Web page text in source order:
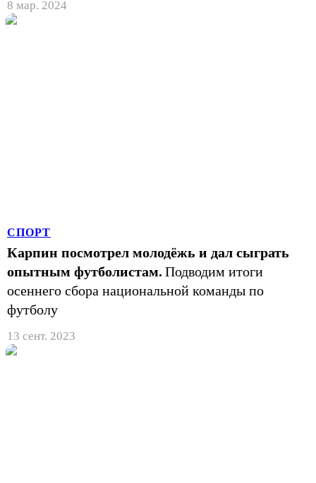
8 мар. 2024
СПОРТ
Карпин посмотрел молодёжь и дал сыграть
опытным футболистам. Подводим итоги
осеннего сбора национальной команды по
футболу
13 сент. 2023